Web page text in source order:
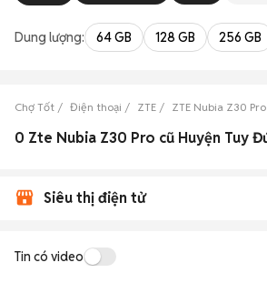
Dung lượng: 64 GB 128 GB 256 GB
Chợ Tốt Điện thoại ZTE ZTE Nubia Z30 Pro
Siêu thị điện tử
Tin có video